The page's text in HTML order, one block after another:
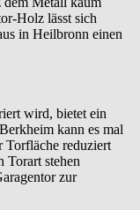
Holz lässt sich
in Heilbronn einen
wird, bietet ein
kann es mal
reduziert
Torart stehen
zur